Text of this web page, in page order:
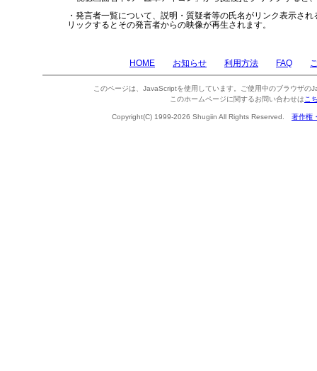
・発言者一覧について、説明・質疑者等の氏名がリンク表示さ
リックするとその発言者からの映像が再生されます。
HOME お知らせ 利用方法 FAQ
このページは、JavaScriptを使用しています。ご使用中のブラウザの
このホームページに関するお問い合わせは こ
Copyright(C) 1999-2026 Shugiin All Rights Reserved. 著作権